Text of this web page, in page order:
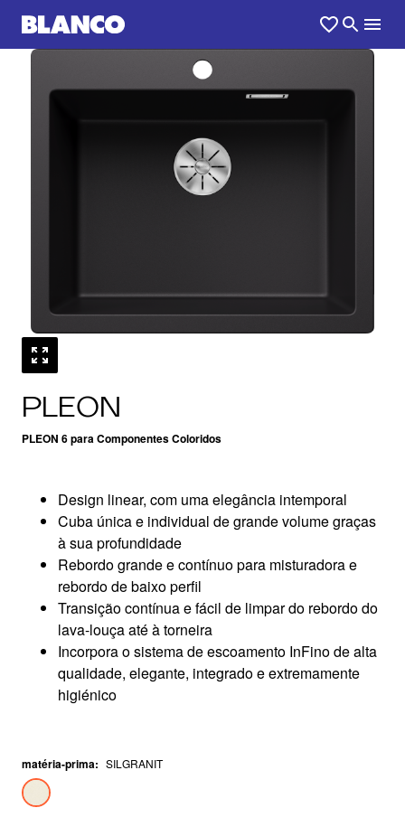
PLEON
PLEON 6 para Componentes Coloridos
1 /0
Design linear, com uma elegância intemporal
Cuba única e individual de grande volume graças
à sua profundidade
Rebordo grande e contínuo para misturadora e
rebordo de baixo perfil
Transição contínua e fácil de limpar do rebordo do
lava-louça até à torneira
Incorpora o sistema de escoamento InFino de alta
qualidade, elegante, integrado e extremamente
higiénico
matéria-prima: SILGRANIT